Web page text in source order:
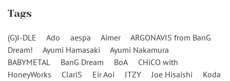
Tags
(G)I-DLE Ado aespa Aimer
ARGONAVIS from BanG
Dream!
Ayumi Hamasaki
Ayumi Nakamura
BABYMETAL
BanG Dream BoA
CHiCO with
HoneyWorks
ClariS Eir Aoi ITZY Joe Hisaishi
Koda